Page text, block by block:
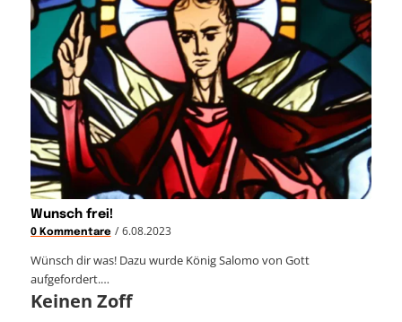
Wunsch frei!
0 Kommentare / 6.08.2023
Wünsch dir was! Dazu wurde König Salomo von Gott
aufgefordert.…
Keinen Zoff